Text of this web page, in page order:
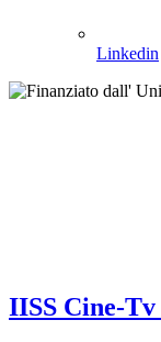
Linkedin
IISS Cine-Tv